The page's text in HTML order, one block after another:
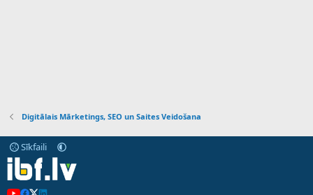
Digitālais Mārketings, SEO un Saites Veidošana
Sīkfaili